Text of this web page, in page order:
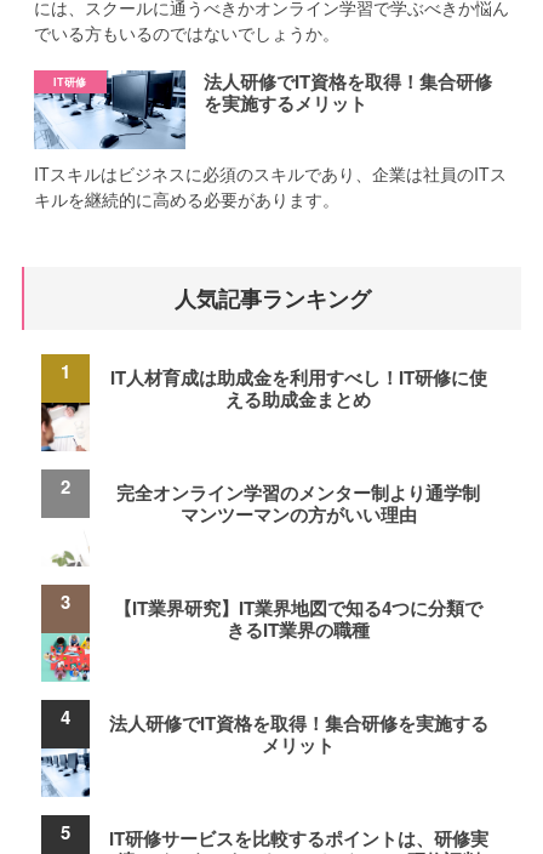
には、スクールに通うべきかオンライン学習で学ぶべきか悩ん
でいる方もいるのではないでしょうか。
法人研修でIT資格を取得！集合研修
を実施するメリット
ITスキルはビジネスに必須のスキルであり、企業は社員のITス
キルを継続的に高める必要があります。
人気記事ランキング
IT人材育成は助成金を利用すべし！IT研修に使
える助成金まとめ
完全オンライン学習のメンター制より通学制
マンツーマンの方がいい理由
【IT業界研究】IT業界地図で知る4つに分類で
きるIT業界の職種
法人研修でIT資格を取得！集合研修を実施する
メリット
IT研修サービスを比較するポイントは、研修実